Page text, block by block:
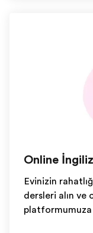
Online
Evinizin
dersleri alın ve
platformumuza